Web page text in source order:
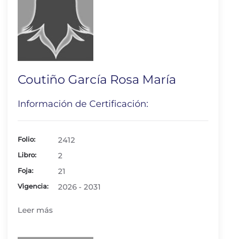
Coutiño García Rosa María
Información de Certificación:
Folio: 2412
Libro: 2
Foja: 21
Vigencia: 2026 - 2031
Leer más